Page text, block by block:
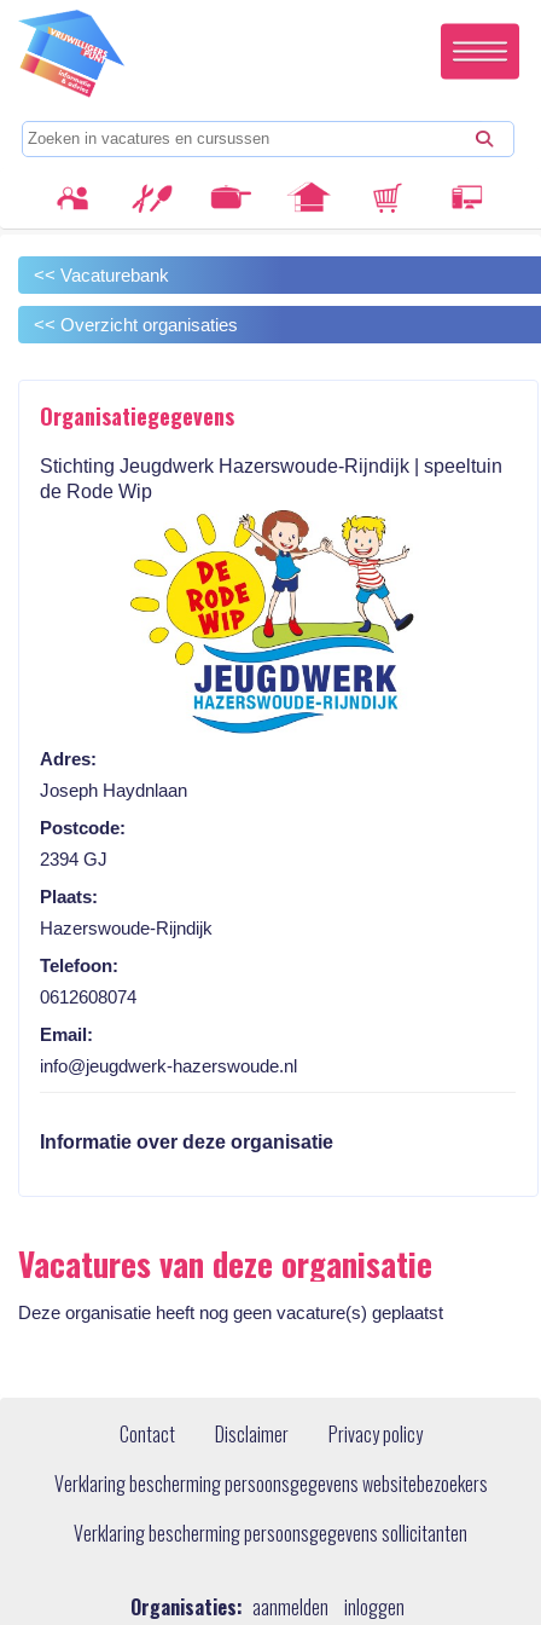
<< Vacaturebank
<< Overzicht organisaties
Organisatiegegevens
Stichting Jeugdwerk Hazerswoude-Rijndijk | speeltuin
de Rode Wip
Adres:
Joseph Haydnlaan
Postcode:
2394 GJ
Plaats:
Hazerswoude-Rijndijk
Telefoon:
0612608074
Email:
info@jeugdwerk-hazerswoude.nl
Informatie over deze organisatie
Vacatures van deze organisatie
Deze organisatie heeft nog geen vacature(s) geplaatst
Contact Disclaimer
Privacy policy
Verklaring bescherming persoonsgegevens websitebezoekers
Verklaring bescherming persoonsgegevens sollicitanten
Organisaties: aanmelden inloggen